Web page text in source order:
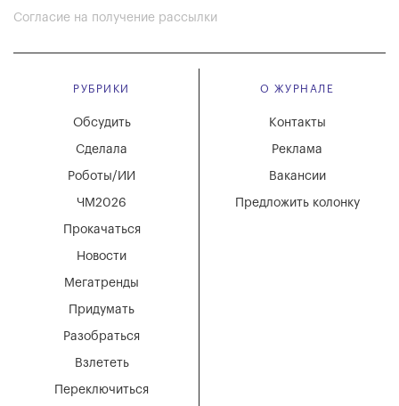
Согласие на получение рассылки
РУБРИКИ
Мегатренды
Придумать
Разобраться
Взлететь
Новости
Переключиться
Обсудить
Сделала
Роботы/ИИ
ЧМ2026
Прокачаться
О ЖУРНАЛЕ
Вакансии
Реклама
Контакты
Предложить колонку